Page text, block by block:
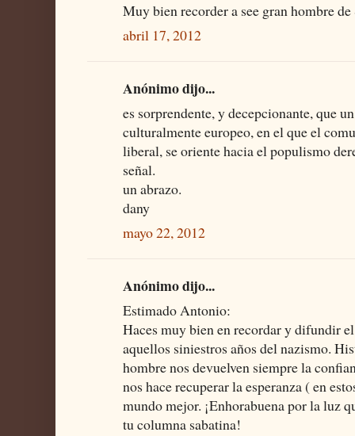
Muy bien recorder a see gran hombre
abril 17, 2012
Anónimo dijo...
es sorprendente, y decepcionante, que
culturalmente europeo, en el que el
liberal, se oriente hacia el populismo
señal.
un abrazo.
dany
mayo 22, 2012
Anónimo dijo...
Estimado Antonio:
Haces muy bien en recordar y difundir
aquellos siniestros años del nazismo.
hombre nos devuelven siempre la
nos hace recuperar la esperanza ( en
mundo mejor. ¡Enhorabuena por la luz
tu columna sabatina!